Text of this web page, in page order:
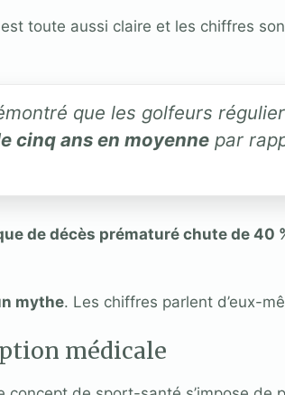
toute aussi claire et les chiffres
que les golfeurs
cinq ans en moyenne par
de décès prématuré chute de 40
mythe. Les chiffres parlent d’eux-
médicale